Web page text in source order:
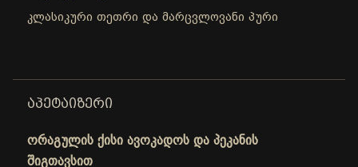
კლასიკური თეთრი და მარცვლოვანი პური
ᲐᲞᲔᲢᲐᲘᲖᲔᲠᲘ
ორაგულის ქისი ავოკადოს და პეკანის
შიგთავსით